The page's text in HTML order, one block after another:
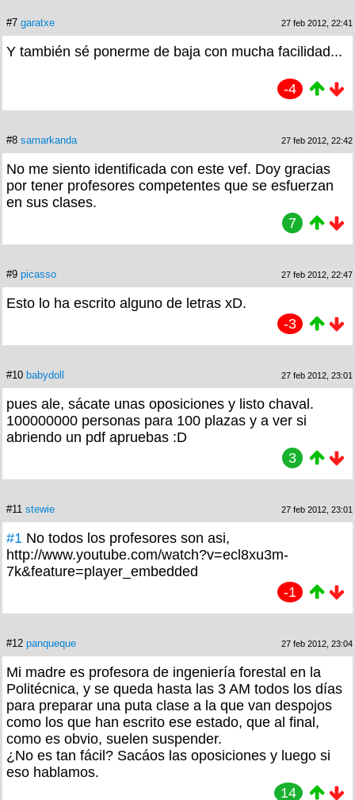
#7 garatxe 27 feb 2012, 22:41
Y también sé ponerme de baja con mucha facilidad...
-4
#8 samarkanda 27 feb 2012, 22:42
No me siento identificada con este vef. Doy gracias
por tener profesores competentes que se esfuerzan
en sus clases.
7
#9 picasso 27 feb 2012, 22:47
Esto lo ha escrito alguno de letras xD.
-3
#10 babydoll 27 feb 2012, 23:01
pues ale, sácate unas oposiciones y listo chaval.
100000000 personas para 100 plazas y a ver si
abriendo un pdf apruebas :D
3
#11 stewie 27 feb 2012, 23:01
#1 No todos los profesores son asi,
http://www.youtube.com/watch?v=ecl8xu3m-
7k&feature=player_embedded
-1
#12 panqueque 27 feb 2012, 23:04
Mi madre es profesora de ingeniería forestal en la
Politécnica, y se queda hasta las 3 AM todos los días
para preparar una puta clase a la que van despojos
como los que han escrito ese estado, que al final,
como es obvio, suelen suspender.
¿No es tan fácil? Sacáos las oposiciones y luego si
eso hablamos.
14